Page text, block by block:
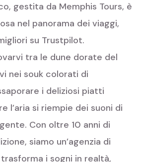
gestita da Memphis Tours, è
nel panorama dei viaggi,
su Trustpilot.
tra le dune dorate del
nei souk colorati di
i deliziosi piatti
l’aria si riempie dei suoni di
Con oltre 10 anni di
siamo un’agenzia di
i sogni in realtà,